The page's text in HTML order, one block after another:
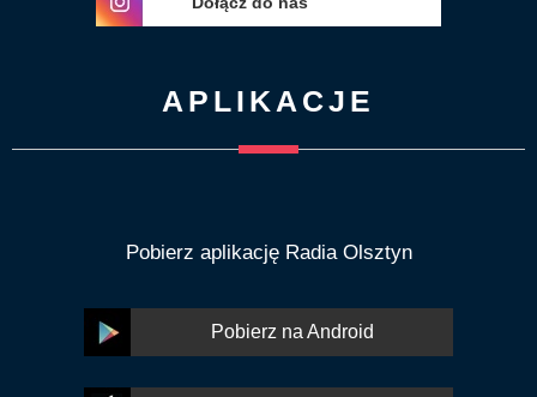
APLIKACJE
Pobierz aplikację Radia Olsztyn
Pobierz na Android